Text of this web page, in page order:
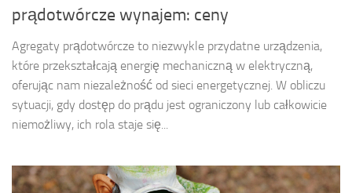
prądotwórcze wynajem: ceny
Agregaty prądotwórcze to niezwykle przydatne urządzenia,
które przekształcają energię mechaniczną w elektryczną,
oferując nam niezależność od sieci energetycznej. W obliczu
sytuacji, gdy dostęp do prądu jest ograniczony lub całkowicie
niemożliwy, ich rola staje się...